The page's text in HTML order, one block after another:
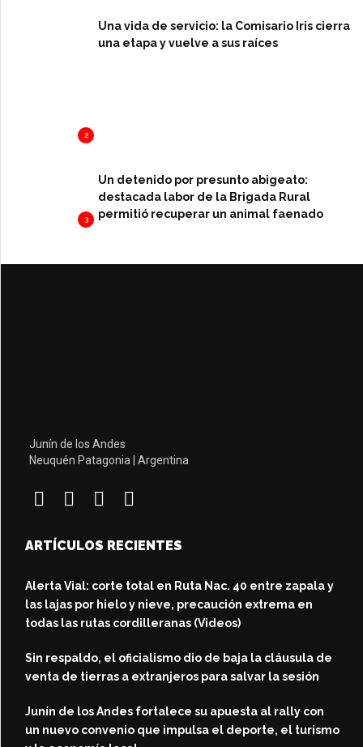
2
Una vida de servicio: la Comisario Iris cierra
una etapa y vuelve a sus raíces
3
Un detenido por presunto abigeato:
destacada labor de la Brigada Rural
permitió recuperar un animal faenado
Junín de los Andes
Neuquén Patagonia | Argentina
ARTÍCULOS RECIENTES
Alerta Vial: corte total en Ruta Nac. 40 entre zapala y
las lajas por hielo y nieve, precaución extrema en
todas las rutas cordilleranas (Videos)
Sin respaldo, el oficialismo dio de baja la cláusula de
venta de tierras a extranjeros para salvar la sesión
Junín de los Andes fortalece su apuesta al rally con
un nuevo convenio que impulsa el deporte, el turismo